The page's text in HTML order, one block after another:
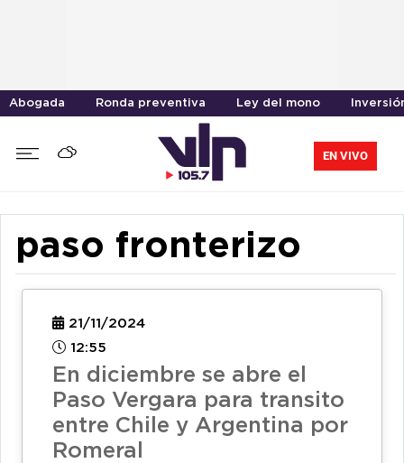
Abogada Ronda preventiva Ley del mono
EN VIVO
paso fronterizo
21/11/2024
12:55
En diciembre se abre el
Paso Vergara para transito
entre Chile y Argentina por
Romeral